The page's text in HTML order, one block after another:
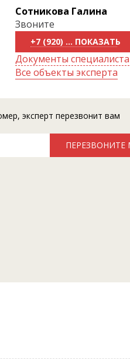
Сотникова Галина
Звоните
+7 (920) 818-81-70
Документы специалиста
Все объекты эксперта
эксперт перезвонит вам